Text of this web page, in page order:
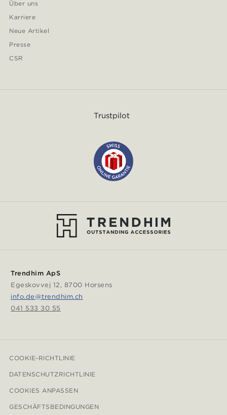
Über uns
Karriere
Neue Artikel
Presse
CSR
Trustpilot
Trendhim ApS
Egeskovvej 12, 8700 Horsens
info.de@trendhim.ch
041 533 30 55
COOKIE-RICHTLINIE
DATENSCHUTZRICHTLINIE
COOKIES ANPASSEN
GESCHÄFTSBEDINGUNGEN